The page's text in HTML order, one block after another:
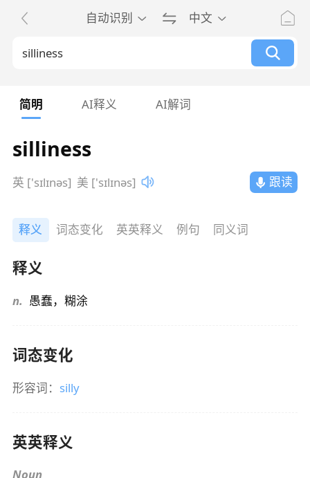
自动识别 中文
简明 AI释义 AI解词
silliness
英 ['sɪlɪnəs] 美 ['sɪlɪnəs] 跟读
释义 词态变化 英英释义 例句 同义词
释义
n. 愚蠢，糊涂
词态变化
形容词： silly
英英释义
Noun